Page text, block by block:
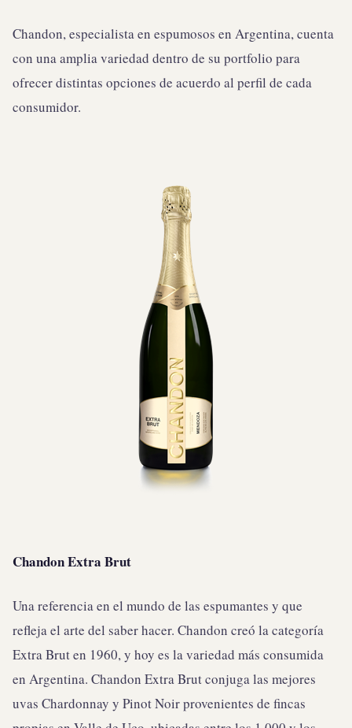
Chandon, especialista en espumosos en Argentina, cuenta
con una amplia variedad dentro de su portfolio para
ofrecer distintas opciones de acuerdo al perfil de cada
consumidor.
Chandon Extra Brut
Una referencia en el mundo de las espumantes y que
refleja el arte del saber hacer. Chandon creó la categoría
Extra Brut en 1960, y hoy es la variedad más consumida
en Argentina. Chandon Extra Brut conjuga las mejores
uvas Chardonnay y Pinot Noir provenientes de fincas